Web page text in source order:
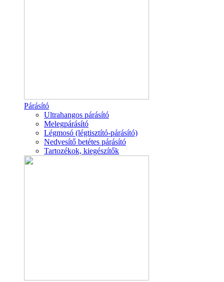
Párásító
Ultrahangos párásító
Melegpárásító
Légmosó (légtisztító-párásító)
Nedvesítő betétes párásító
Tartozékok, kiegészítők